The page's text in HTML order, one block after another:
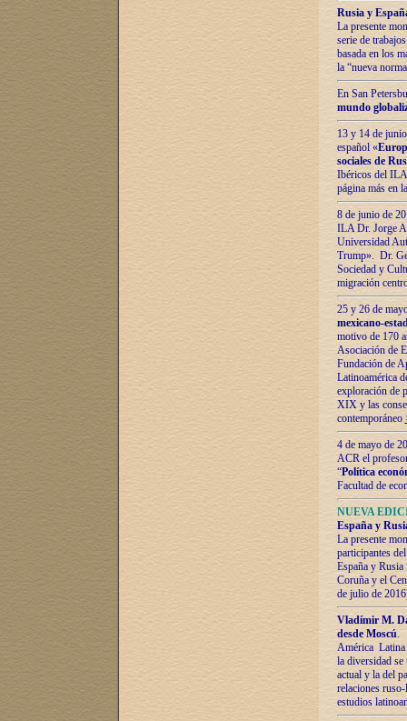
Rusia y
La presente
serie de
basada en los
la “nueva
En San
mundo
13 y 14 de
español «
sociales de
Ibéricos del ILA
página más en
8 de junio de
ILA Dr. Jorge
Universidad
Trump». Dr.
Sociedad y
migración
25 y 26 de
mexicano-
motivo de 170
Asociación de
Fundación de
Latinoamérica
exploración de
XIX y las
contemporáneo
4 de mayo de
ACR el
“Política
Facultad de
NUEVA
España y
La presente
participantes
España y
Coruña y el
de julio de
Vladímir М.
desde Moscú.
América Latina
la diversidad
actual у lа del
relaciones
estudios